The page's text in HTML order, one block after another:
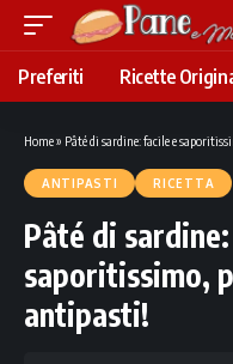
Preferiti Ricette
Home» Pâté di sardine: facile e
ANTIPASTI RICETTA
Pâté di
saporitissimo,
antipasti!